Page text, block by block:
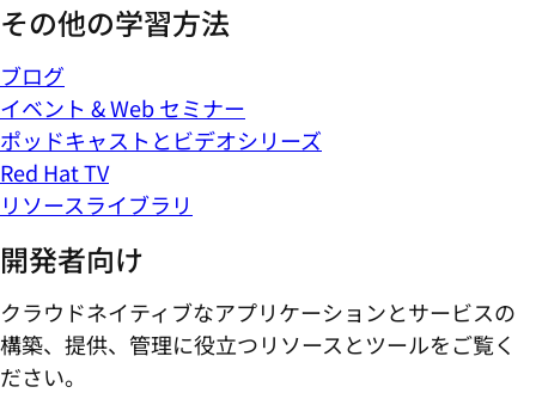
その他の学習方法
ブログ
イベント & Web セミナー
ポッドキャストとビデオシリーズ
Red Hat TV
リソースライブラリ
開発者向け
クラウドネイティブなアプリケーションとサービスの
構築、提供、管理に役立つリソースとツールをご覧く
ださい。